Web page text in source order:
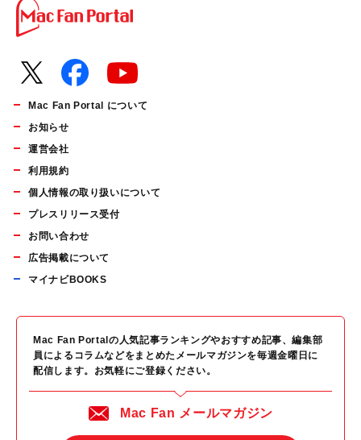
Mac Fan Portal について
お知らせ
運営会社
利用規約
個人情報の取り扱いについて
プレスリリース受付
お問い合わせ
広告掲載について
マイナビBOOKS
Mac Fan Portalの人気記事ランキングやおすすめ記事、編集部
員によるコラムなどをまとめたメールマガジンを毎週金曜日に
配信します。お気軽にご登録ください。
Mac Fan メールマガジン